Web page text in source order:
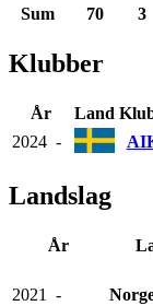
Sum
70 3
Klubber
År Land
2024 -
Landslag
År
2021
-